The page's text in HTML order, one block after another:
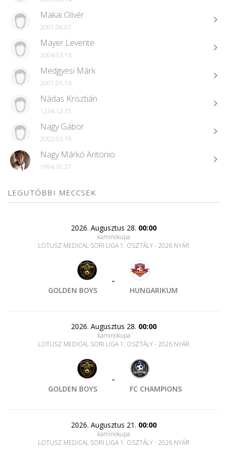
Makai Olivér
2001.06.07
Mayer Levente
2004.03.16
Medgyesi Márk
2001.01.14
Nádas Krisztián
1234.12.15
Nagy Gábor
2002.03.19
Nagy Márkó Antonio
1994.10.27
LEGUTÓBBI MECCSEK
2026. Augusztus 28. 00:00
kaminokupa
LOTUSZ MEDICAL SORI LIGA 1. OSZTÁLY - 2026 NYÁR
GOLDEN BOYS
-
HUNGARIKUM
2026. Augusztus 28. 00:00
kaminokupa
LOTUSZ MEDICAL SORI LIGA 1. OSZTÁLY - 2026 NYÁR
GOLDEN BOYS
-
FC CHAMPIONS
2026. Augusztus 21. 00:00
kaminokupa
LOTUSZ MEDICAL SORI LIGA 1. OSZTÁLY - 2026 NYÁR